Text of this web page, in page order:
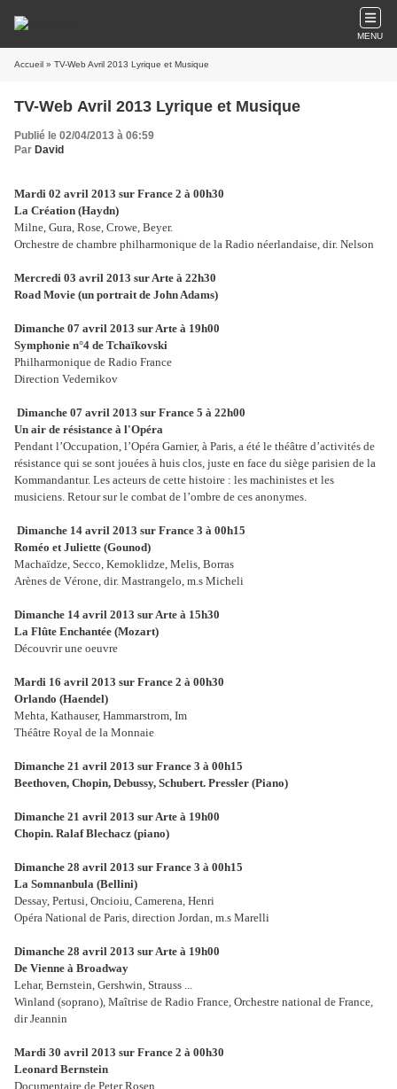
MENU
Accueil » TV-Web Avril 2013 Lyrique et Musique
TV-Web Avril 2013 Lyrique et Musique
Publié le 02/04/2013 à 06:59
Par David
Mardi 02 avril 2013 sur France 2 à 00h30
La Création (Haydn)
Milne, Gura, Rose, Crowe, Beyer.
Orchestre de chambre philharmonique de la Radio néerlandaise, dir. Nelson
Mercredi 03 avril 2013 sur Arte à 22h30
Road Movie (un portrait de John Adams)
Dimanche 07 avril 2013 sur Arte à 19h00
Symphonie n°4 de Tchaïkovski
Philharmonique de Radio France
Direction Vedernikov
Dimanche 07 avril 2013 sur France 5 à 22h00
Un air de résistance à l'Opéra
Pendant l’Occupation, l’Opéra Garnier, à Paris, a été le théâtre d’activités de
résistance qui se sont jouées à huis clos, juste en face du siège parisien de la
Kommandantur. Les acteurs de cette histoire : les machinistes et les
musiciens. Retour sur le combat de l’ombre de ces anonymes.
Dimanche 14 avril 2013 sur France 3 à 00h15
Roméo et Juliette (Gounod)
Machaïdze, Secco, Kemoklidze, Melis, Borras
Arènes de Vérone, dir. Mastrangelo, m.s Micheli
Dimanche 14 avril 2013 sur Arte à 15h30
La Flûte Enchantée (Mozart)
Découvrir une oeuvre
Mardi 16 avril 2013 sur France 2 à 00h30
Orlando (Haendel)
Mehta, Kathauser, Hammarstrom, Im
Théâtre Royal de la Monnaie
Dimanche 21 avril 2013 sur France 3 à 00h15
Beethoven, Chopin, Debussy, Schubert. Pressler (Piano)
Dimanche 21 avril 2013 sur Arte à 19h00
Chopin. Ralaf Blechacz (piano)
Dimanche 28 avril 2013 sur France 3 à 00h15
La Somnanbula (Bellini)
Dessay, Pertusi, Oncioiu, Camerena, Henri
Opéra National de Paris, direction Jordan, m.s Marelli
Dimanche 28 avril 2013 sur Arte à 19h00
De Vienne à Broadway
Lehar, Bernstein, Gershwin, Strauss ...
Winland (soprano), Maîtrise de Radio France, Orchestre national de France,
dir Jeannin
Mardi 30 avril 2013 sur France 2 à 00h30
Leonard Bernstein
Documentaire de Peter Rosen